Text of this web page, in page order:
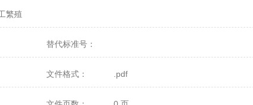
繁殖
替代标准号：
文件格式： .pdf